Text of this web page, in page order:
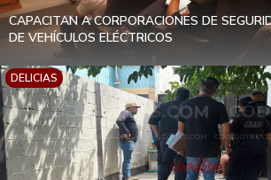
CAPACITAN A CORPORACIONES DE
DE VEHÍCULOS ELÉCTRICOS
DELICIAS